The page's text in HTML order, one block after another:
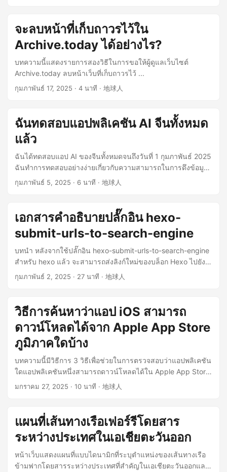
สามารถติดตั้งและกำหนดค่าซอฟต์แวร์ได้ตามต้องการ ไม่มีอินเท
อร์เฟซแบบกราฟิกและสามารถใช้งานได้ผ่านทางบรรทัดคำสั่ง
เท่านั้น หากคุณใช้อุปกรณ์ Raspberry Pi 64 บิตรุ่นใหม่กว่าและ
ต้องการประสิทธิภาพที่สูงขึ้น ขอแนะนำให้เลือกเวอร์ชัน 64 บิต
หากคุณต้องการการสนับสนุนซอฟต์แวร์รุ่นเก่าโดยเฉพาะหรือพบ
ปัญหาด้านความเข้ากันได้ คุณสามารถพิจารณาใช้เวอร์ชัน
Legacy ได้ ...
จะลบหน้าที่เก็บถาวรไว้ใน
Archive.today ได้อย่างไร?
บทความนี้แสดงรายการสองวิธีในการขอให้ผู้ดูแลเว็บไซต์
Archive.today ลบหน้าเว็บที่เก็บถาวรไว้ ...
กุมภาพันธ์ 17, 2025 · 4 นาที · 地球人
ฉันทดสอบแอปพลิเคชัน AI จีนทั้งหมด
แล้ว
ฉันได้ทดสอบแอป AI ของจีนทั้งหมดจนถึงวันที่ 1 กุมภาพันธ์ 2025
ฉันทำการทดสอบอย่างง่ายเกี่ยวกับความสามารถในการดึงข้อมูล
ของแอปเหล่านั้นเท่านั้น ...
กุมภาพันธ์ 5, 2025 · 6 นาที · 地球人
เอกสารคำอธิบายปลั๊กอิน hexo-
submit-urls-to-search-engine
บทนำ หลังจากใช้ปลั๊กอิน hexo-submit-urls-to-search-engine
สำหรับ hexo แล้ว จะสามารถส่งลิงก์ใหม่ของบล็อก Hexo ไปยัง
แพลตฟอร์มสำหรับผู้ดูแลเว็บไซต์ของ Google, Bing และ Baidu
ได้โดยอัตโนมัติ เพื่อปรับปรุงคุณภาพและความเร็วในการจัดทำ
ธรรมชาติและได้รับการดูแลไปยังเครื่องมือค้นหาหลัก ๆ ได้ใน
ครั้งเดียว ...
กุมภาพันธ์ 2, 2025 · 27 นาที · 地球人
วิธีการค้นหาว่าแอป iOS สามารถ
ดาวน์โหลดได้จาก Apple App Store
ภูมิภาคใดบ้าง
บทความนี้มีวิธีการ 3 วิธีเพื่อช่วยในการตรวจสอบว่าแอปพลิเคชัน
ใดแอปพลิเคชันหนึ่งสามารถดาวน์โหลดได้ใน Apple App Store
ของภูมิภาคต่างๆ หรือไม่ ...
มกราคม 27, 2025 · 10 นาที · 地球人
แผนที่เส้นทางเรือเฟอร์รีโดยสาร
ระหว่างประเทศในเอเชียตะวันออก
หน้าเว็บแสดงแผนที่แบบไดนามิกที่ระบุตำแหน่งของเส้นทางเรือ
ข้ามฟากโดยสารระหว่างประเทศที่สำคัญในเอเชียตะวันออกและ